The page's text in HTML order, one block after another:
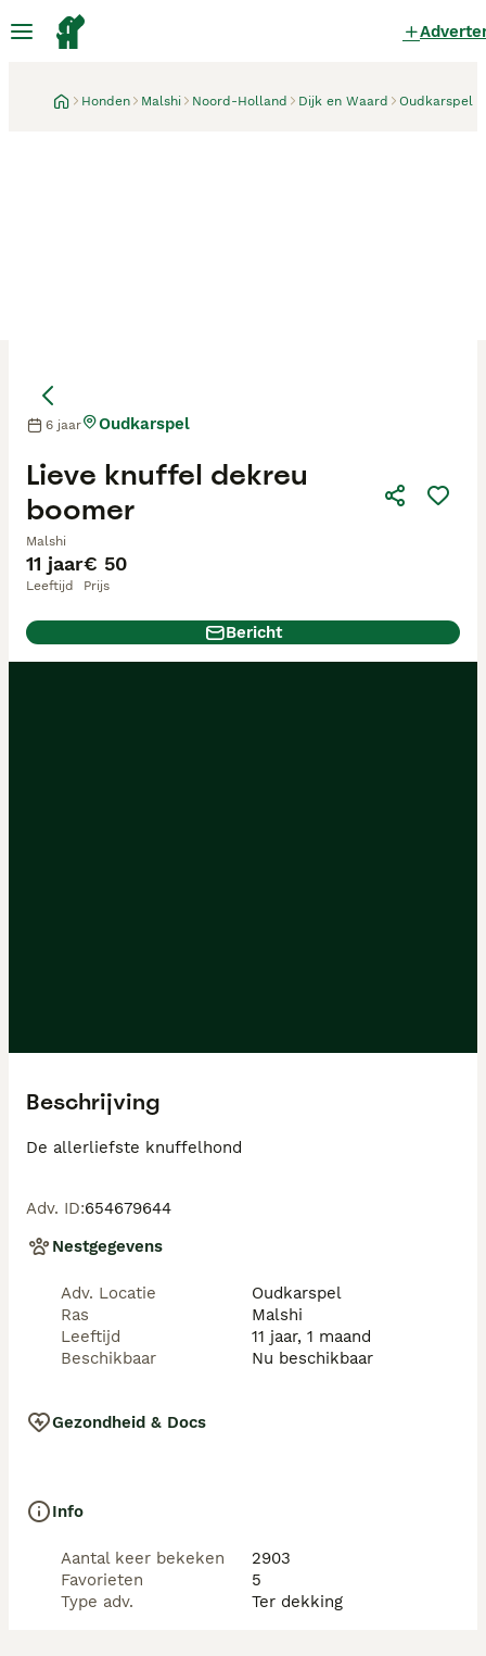
Honden Malshi Noord-Holland Dijk en Waard Oudkarspel
11 jaar
Leeftijd
€ 50
Prijs
Lieve knuffel dekreu
boomer
Malshi
6 jaar Oudkarspel
Bericht
Beschrijving
De allerliefste knuffelhond
Adv. ID:654679644
Nestgegevens
Adv. Locatie
Oudkarspel
Ras
Malshi
Leeftijd
11 jaar, 1 maand
Beschikbaar
Nu beschikbaar
Gezondheid & Docs
Info
Aantal keer bekeken
2903
Favorieten
5
Type adv.
Ter dekking